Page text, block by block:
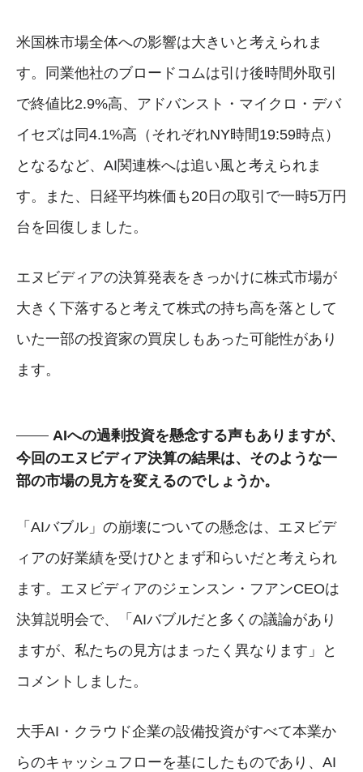
米国株市場全体への影響は大きいと考えられま
す。同業他社のブロードコムは引け後時間外取引
で終値比2.9%高、アドバンスト・マイクロ・デバ
イセズは同4.1%高（それぞれNY時間19:59時点）
となるなど、AI関連株へは追い風と考えられま
す。また、日経平均株価も20日の取引で一時5万円
台を回復しました。
エヌビディアの決算発表をきっかけに株式市場が
大きく下落すると考えて株式の持ち高を落として
いた一部の投資家の買戻しもあった可能性があり
ます。
AIへの過剰投資を懸念する声もありますが、
今回のエヌビディア決算の結果は、そのような一
部の市場の見方を変えるのでしょうか。
「AIバブル」の崩壊についての懸念は、エヌビデ
ィアの好業績を受けひとまず和らいだと考えられ
ます。エヌビディアのジェンスン・フアンCEOは
決算説明会で、「AIバブルだと多くの議論があり
ますが、私たちの見方はまったく異なります」と
コメントしました。
大手AI・クラウド企業の設備投資がすべて本業か
らのキャッシュフローを基にしたものであり、AI